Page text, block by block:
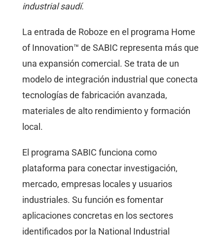
industrial saudí.
La entrada de Roboze en el programa Home
of Innovation™ de SABIC representa más que
una expansión comercial. Se trata de un
modelo de integración industrial que conecta
tecnologías de fabricación avanzada,
materiales de alto rendimiento y formación
local.
El programa SABIC funciona como
plataforma para conectar investigación,
mercado, empresas locales y usuarios
industriales. Su función es fomentar
aplicaciones concretas en los sectores
identificados por la National Industrial